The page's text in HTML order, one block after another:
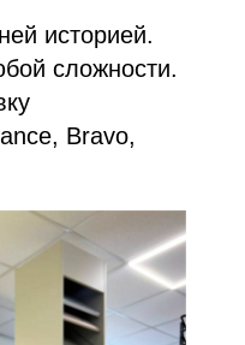
историей.
сложности.
Bravo,